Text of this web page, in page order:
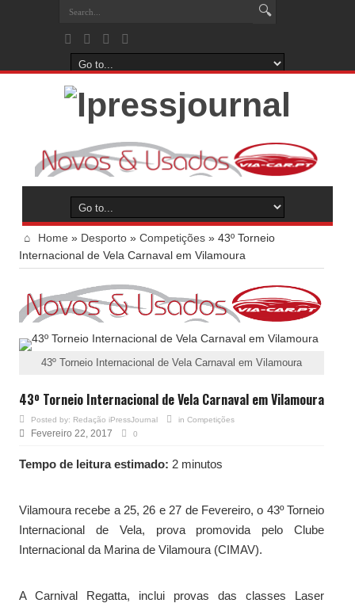
Home » Desporto » Competições » 43º Torneio
Internacional de Vela Carnaval em Vilamoura
43º Torneio Internacional de Vela Carnaval em Vilamoura
43º Torneio Internacional de Vela Carnaval em Vilamoura
Posted by: Redação iPressJournal in Competições
Fevereiro 22, 2017 0
Tempo de leitura estimado: 2 minutos
Vilamoura recebe a 25, 26 e 27 de Fevereiro, o 43º Torneio
Internacional de Vela, prova promovida pelo Clube
Internacional da Marina de Vilamoura (CIMAV).
A Carnival Regatta, inclui provas das classes Laser